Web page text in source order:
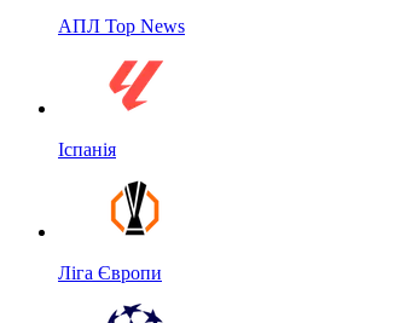
АПЛ Top News
Іспанія
Ліга Європи